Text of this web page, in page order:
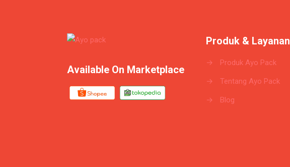
Available On Marketplace
Produk & Layanan
→ Produk Ayo Pack
→ Tentang Ayo Pack
→ Blog